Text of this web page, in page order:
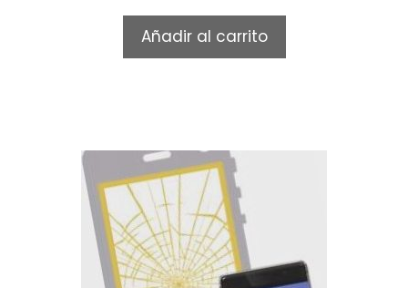
o
f
5
Añadir al carrito